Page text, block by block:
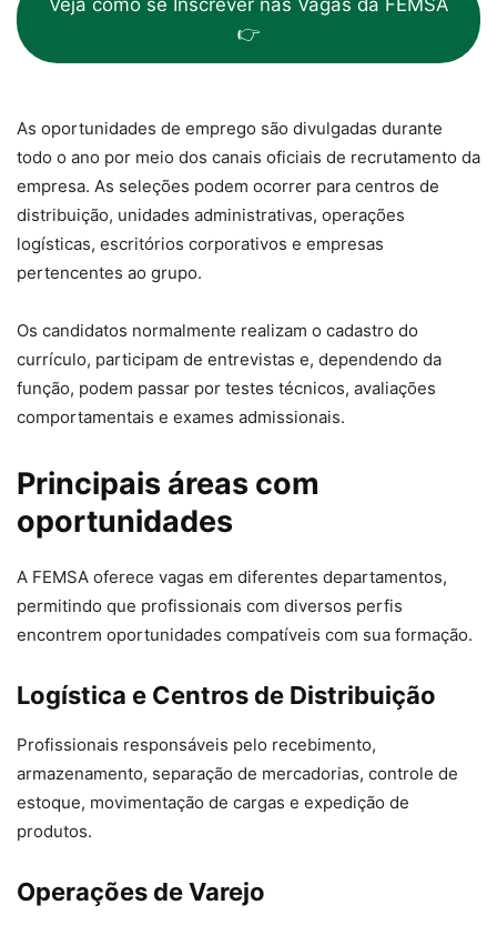
Veja como se Inscrever nas Vagas da FEMSA
👉
As oportunidades de emprego são divulgadas durante
todo o ano por meio dos canais oficiais de recrutamento da
empresa. As seleções podem ocorrer para centros de
distribuição, unidades administrativas, operações
logísticas, escritórios corporativos e empresas
pertencentes ao grupo.
Os candidatos normalmente realizam o cadastro do
currículo, participam de entrevistas e, dependendo da
função, podem passar por testes técnicos, avaliações
comportamentais e exames admissionais.
Principais áreas com
oportunidades
A FEMSA oferece vagas em diferentes departamentos,
permitindo que profissionais com diversos perfis
encontrem oportunidades compatíveis com sua formação.
Logística e Centros de Distribuição
Profissionais responsáveis pelo recebimento,
armazenamento, separação de mercadorias, controle de
estoque, movimentação de cargas e expedição de
produtos.
Operações de Varejo